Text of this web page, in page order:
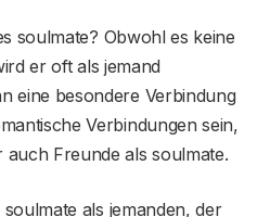
soulmate? Obwohl es keine
er oft als jemand
eine besondere Verbindung
Verbindungen sein,
Freunde als soulmate.
als jemanden, der